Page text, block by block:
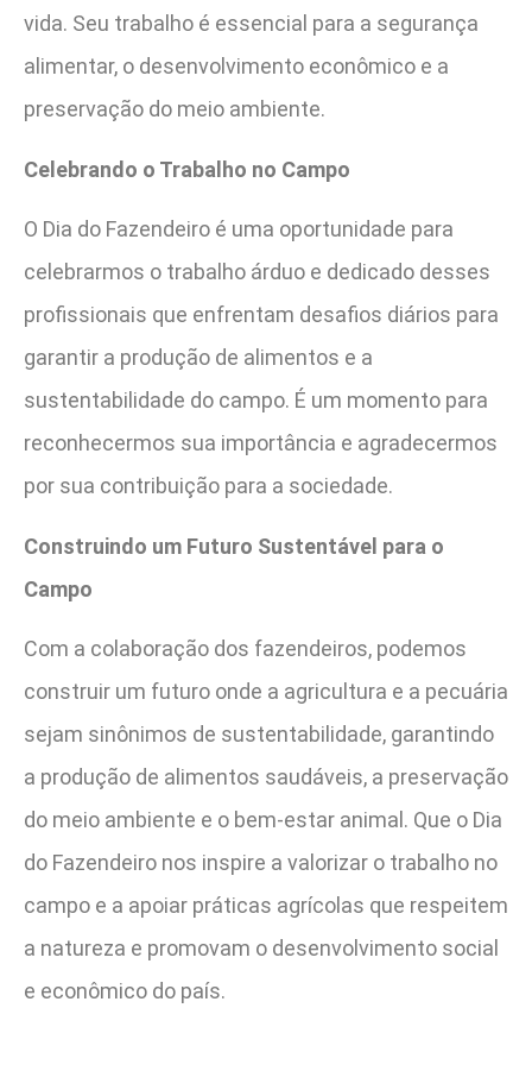
vida. Seu trabalho é essencial para a segurança
alimentar, o desenvolvimento econômico e a
preservação do meio ambiente.
Celebrando o Trabalho no Campo
O Dia do Fazendeiro é uma oportunidade para
celebrarmos o trabalho árduo e dedicado desses
profissionais que enfrentam desafios diários para
garantir a produção de alimentos e a
sustentabilidade do campo. É um momento para
reconhecermos sua importância e agradecermos
por sua contribuição para a sociedade.
Construindo um Futuro Sustentável para o
Campo
Com a colaboração dos fazendeiros, podemos
construir um futuro onde a agricultura e a pecuária
sejam sinônimos de sustentabilidade, garantindo
a produção de alimentos saudáveis, a preservação
do meio ambiente e o bem-estar animal. Que o Dia
do Fazendeiro nos inspire a valorizar o trabalho no
campo e a apoiar práticas agrícolas que respeitem
a natureza e promovam o desenvolvimento social
e econômico do país.